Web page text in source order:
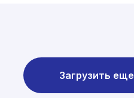
Загрузить еще